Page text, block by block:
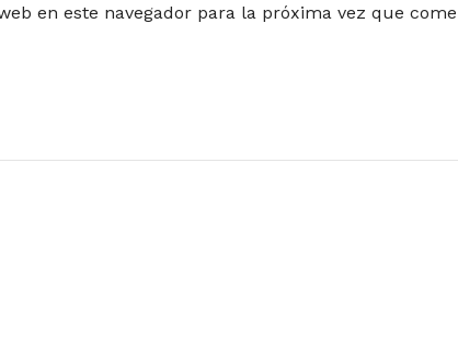
en este navegador para la próxima vez que